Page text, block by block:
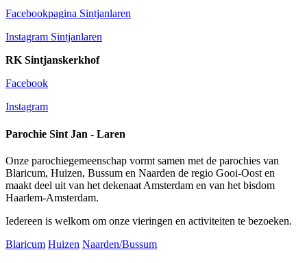
Facebookpagina Sintjanlaren
Instagram Sintjanlaren
RK Sintjanskerkhof
Facebook
Instagram
Parochie Sint Jan - Laren
Onze parochiegemeenschap vormt samen met de parochies van
Blaricum, Huizen, Bussum en Naarden de regio Gooi-Oost en
maakt deel uit van het dekenaat Amsterdam en van het bisdom
Haarlem-Amsterdam.
Iedereen is welkom om onze vieringen en activiteiten te bezoeken.
Blaricum Huizen Naarden/Bussum